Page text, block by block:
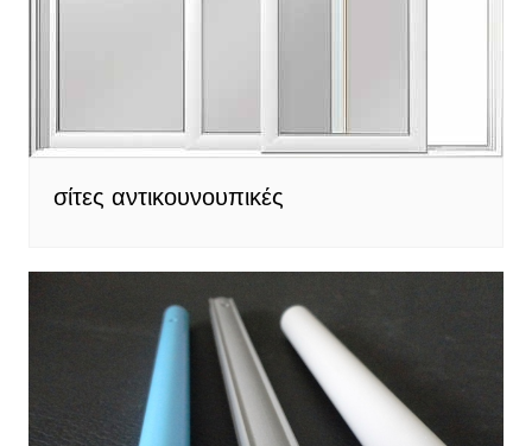
σίτες αντικουνουπικές